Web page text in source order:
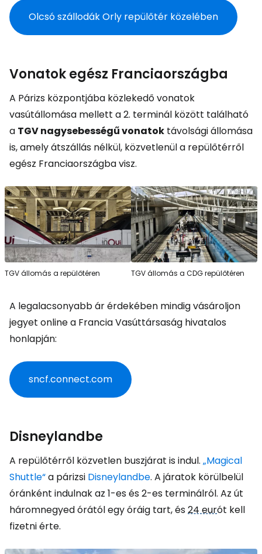
Olcsó szállodák Orly repülőtér közelében
Vonatok egész Franciaországba
A Párizs központjába közlekedő vonatok
vasútállomása mellett a 2. terminál között található
a TGV nagysebességű vonatok távolsági állomása
is, amely átszállás nélkül, közvetlenül a repülőtérről
egész Franciaországba visz.
TGV állomás a repülőtéren TGV állomás a CDG repülőtéren
A legalacsonyabb ár érdekében mindig vásároljon
jegyet online a Francia Vasúttársaság hivatalos
honlapján:
sncf.connect.com
Disneylandbe
A repülőtérről közvetlen buszjárat is indul. „Magical
Shuttle“a párizsi Disneylandbe. A járatok körülbelül
óránként indulnak az 1-es és 2-es terminálról. Az út
háromnegyed órától egy óráig tart, és24 eurót kell
fizetni érte.